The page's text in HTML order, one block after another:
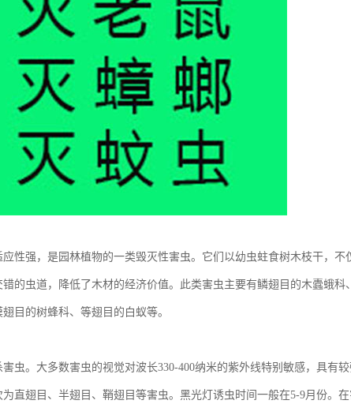
性强，是园林植物的一类毁灭性害虫。它们以幼虫蛀食树木枝干，不
的虫道，降低了木材的经济价值。此类害虫主要有鳞翅目的木蠹蛾科
目的树蜂科、等翅目的白蚁等。
虫。大多数害虫的视觉对波长330-400纳米的紫外线特别敏感，具有
直翅目、半翅目、鞘翅目等害虫。黑光灯诱虫时间一般在5-9月份。在